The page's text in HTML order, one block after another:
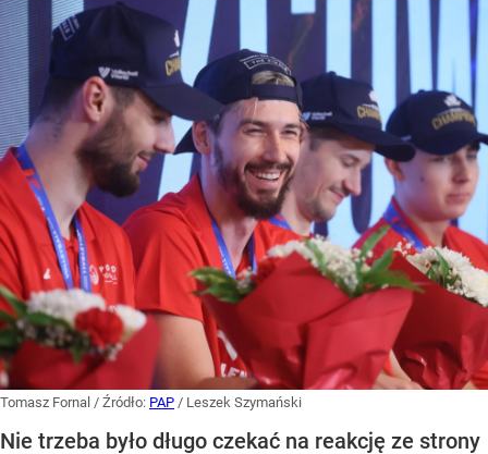
Tomasz Fornal / Źródło: PAP / Leszek Szymański
Nie trzeba było długo czekać na reakcję ze strony